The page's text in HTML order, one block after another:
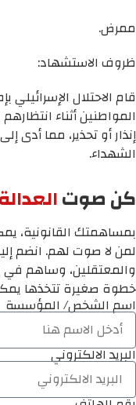
ممرض.
ظروف الاستشهاد:
قام الاحتلال الإسرائيلي
المواطنين أثناء
إنذار أو تحذير، مما أدى
الشهداء.
كن صوتالعدالة
بمساهمتك القانونية،
لمن لا صوت لهم. انضم
والمعتقلين، وساهم في
خطوة صغيرة تتخذها
اسم الشخص/ المؤسسة
البريد الالكتروني